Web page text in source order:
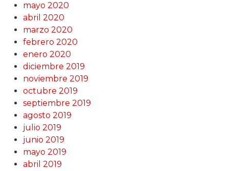
mayo 2020
abril 2020
marzo 2020
febrero 2020
enero 2020
diciembre 2019
noviembre 2019
octubre 2019
septiembre 2019
agosto 2019
julio 2019
junio 2019
mayo 2019
abril 2019